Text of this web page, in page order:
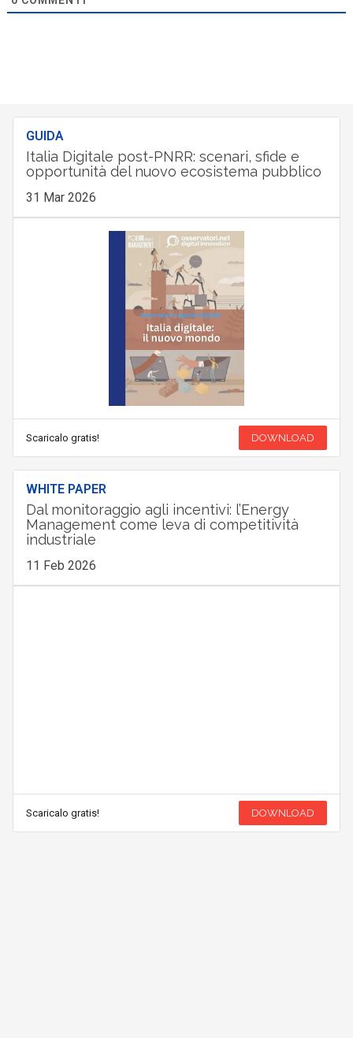
GUIDA
Italia Digitale post-PNRR: scenari, sfide e
opportunità del nuovo ecosistema pubblico
31 Mar 2026
Scaricalo gratis! DOWNLOAD
WHITE PAPER
Dal monitoraggio agli incentivi: l’Energy
Management come leva di competitività
industriale
11 Feb 2026
Scaricalo gratis! DOWNLOAD